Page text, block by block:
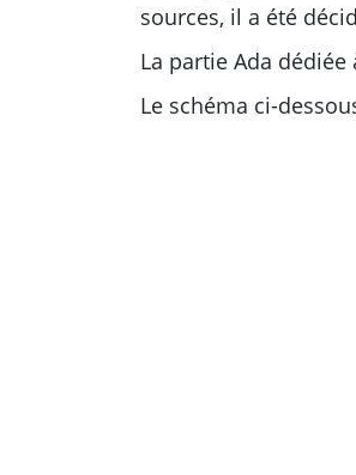
sources, il a été
La partie Ada
Le schéma ci-